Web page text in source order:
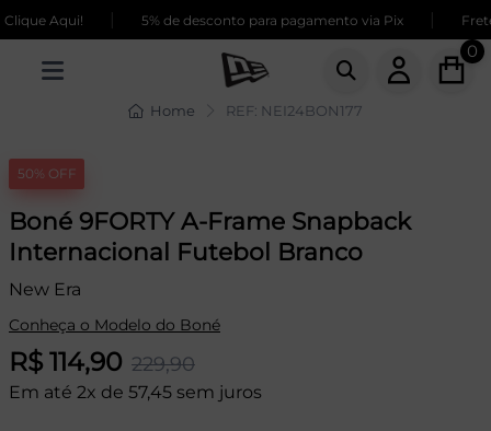
Aqui! 5% de desconto para pagamento via Pix Frete
0
Home REF: NEI24BON177
50% OFF
Boné 9FORTY A-Frame Snapback
Internacional Futebol Branco
New Era
Conheça o Modelo do Boné
R$ 114,90 229,90
Em até 2x de 57,45 sem juros